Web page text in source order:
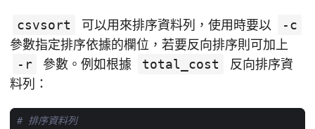
csvsort 可以用來排序資料列，使用時要以
-c
參數指定排序依據的欄位，若要反向排序則可加上
-r
參數。例如根據 total_cost
反向排序資
料列：
# 排序資料列